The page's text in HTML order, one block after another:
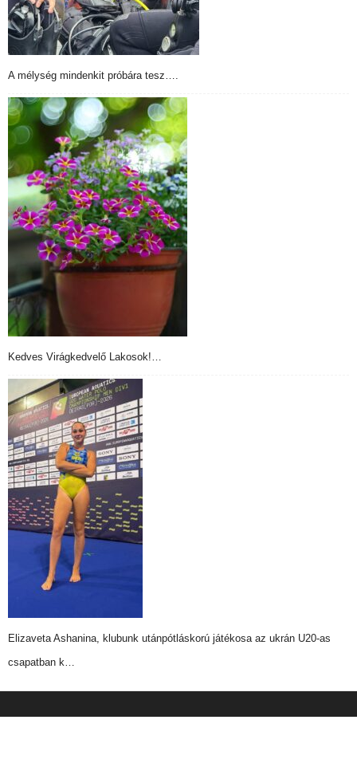
A mélység mindenkit próbára tesz….
Kedves Virágkedvelő Lakosok!…
Elizaveta Ashanina, klubunk utánpótláskorú játékosa az ukrán U20-as
csapatban k…